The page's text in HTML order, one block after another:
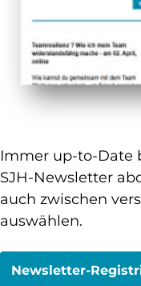
Immer up-to-Date
SJH-Newsletter
auch zwischen
auswählen.
Newsletter-